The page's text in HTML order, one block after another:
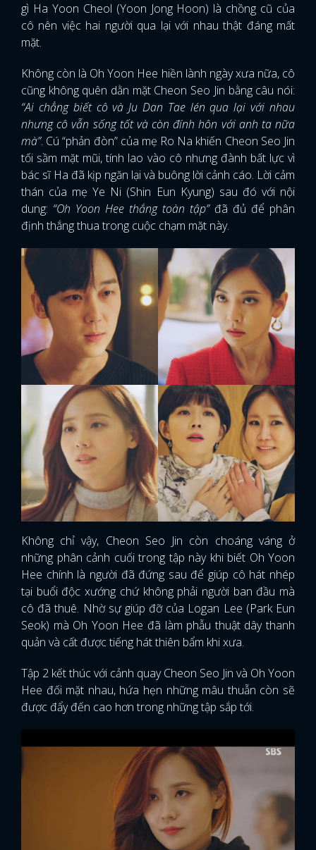
gì Ha Yoon Cheol (Yoon Jong Hoon) là chồng cũ của
cô nên việc hai người qua lại với nhau thật đáng mất
mặt.
Không còn là Oh Yoon Hee hiền lành ngày xưa nữa, cô
cũng không quên dằn mặt Cheon Seo Jin bằng câu nói:
“Ai chẳng biết cô và Ju Dan Tae lén qua lại với nhau
nhưng cô vẫn sống tốt và còn đính hôn với anh ta nữa
mà”. Cú “phản đòn” của mẹ Ro Na khiến Cheon Seo Jin
tối sầm mặt mũi, tính lao vào cô nhưng đành bất lực vì
bác sĩ Ha đã kịp ngăn lại và buông lời cảnh cáo. Lời cảm
thán của mẹ Ye Ni (Shin Eun Kyung) sau đó với nội
dung: “Oh Yoon Hee thắng toàn tập”đã đủ để phân
định thắng thua trong cuộc chạm mặt này.
Không chỉ vậy, Cheon Seo Jin còn choáng váng ở
những phân cảnh cuối trong tập này khi biết Oh Yoon
Hee chính là người đã đứng sau để giúp cô hát nhép
tại buổi độc xướng chứ không phải người ban đầu mà
cô đã thuê. Nhờ sự giúp đỡ của Logan Lee (Park Eun
Seok) mà Oh Yoon Hee đã làm phẫu thuật dây thanh
quản và cất được tiếng hát thiên bẩm khi xưa.
Tập 2 kết thúc với cảnh quay Cheon Seo Jin và Oh Yoon
Hee đối mặt nhau, hứa hẹn những mâu thuẫn còn sẽ
được đẩy đến cao hơn trong những tập sắp tới.